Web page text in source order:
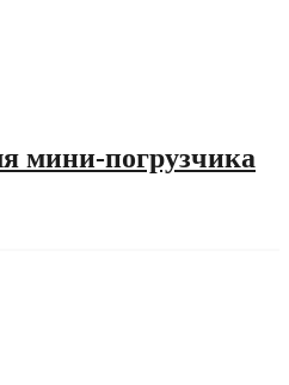
мини-погрузчика